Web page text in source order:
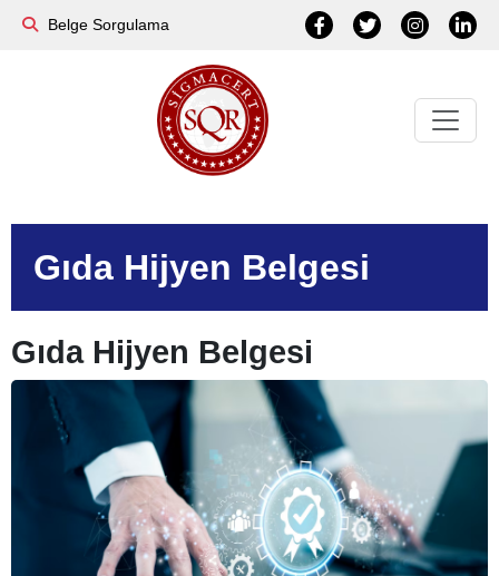
Belge Sorgulama
Gıda Hijyen Belgesi
Gıda Hijyen Belgesi